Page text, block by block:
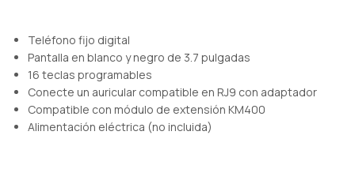
Teléfono fijo digital
Pantalla en blanco y negro de 3.7 pulgadas
16 teclas programables
Conecte un auricular compatible en RJ9 con adaptador
Compatible con módulo de extensión KM400
Alimentación eléctrica (no incluida)